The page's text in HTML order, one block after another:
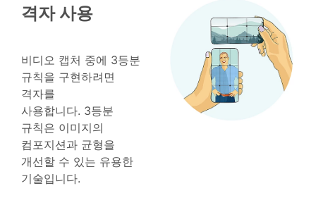
격자 사용
비디오 캡처 중에 3등분
규칙을 구현하려면
격자를
사용합니다. 3등분
규칙은 이미지의
컴포지션과 균형을
개선할 수 있는 유용한
기술입니다.